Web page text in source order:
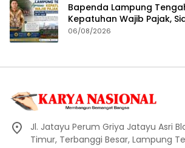
Bapenda Lampung
Kepatuhan Wajib Pajak,
Pengawasan Terpadu di PT
06/08/2026
Jl. Jatayu Perum Griya Jatayu Asri
Timur, Terbanggi Besar, Lampung